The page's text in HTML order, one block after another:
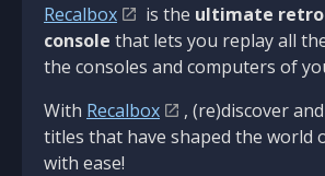
Recalbox is the ultimate
console that lets you replay all
the consoles and computers of
With Recalbox
, (re)discover
titles that have shaped the world
with ease!